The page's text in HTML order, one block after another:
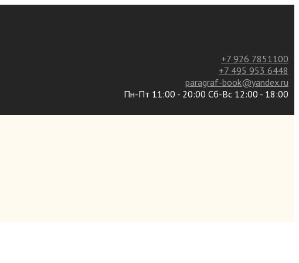
+7 926 7851100
+7 495 953 6448
paragraf-book@yandex.ru
Пн-Пт 11:00 - 20:00 Сб-Вс 12:00 - 18:00